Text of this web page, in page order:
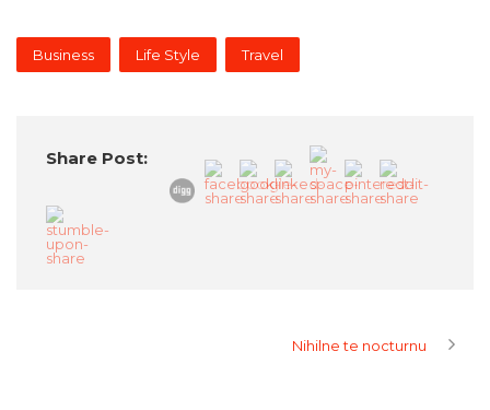
Business Life Style Travel
Share Post:
Nihilne te nocturnu